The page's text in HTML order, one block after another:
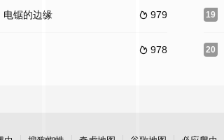
 979
电锯的边缘
 978
19
20